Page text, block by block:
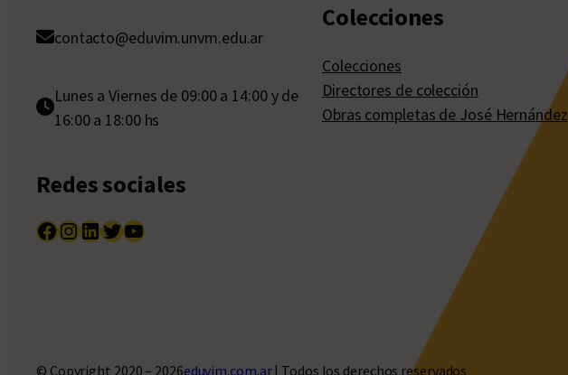
contacto@eduvim.unvm.edu.ar
Lunes a Viernes de 09:00 a 14:00 y de
16:00 a 18:00 hs
Redes sociales
Facebook InstagramLinkedIn Twitter YouTube
Colecciones
Colecciones
Directores de colección
Obras completas de José Hernández
© Copyright 2020 – 2026eduvim.com.ar| Todos los derechos reservados